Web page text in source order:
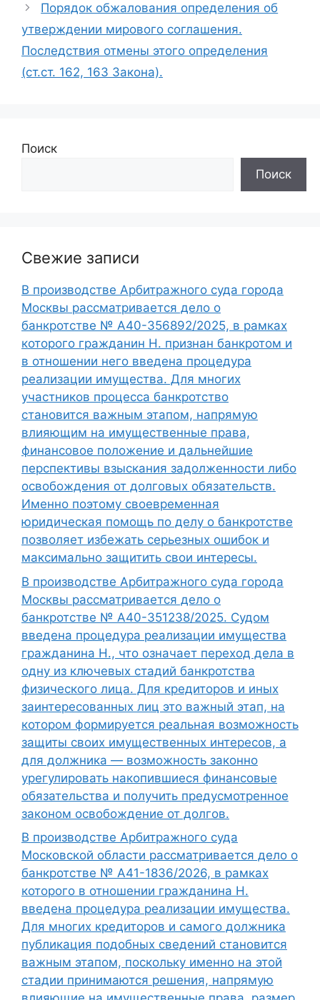
Порядок обжалования определения об
утверждении мирового соглашения.
Последствия отмены этого определения
(ст.ст. 162, 163 Закона).
Поиск
Поиск
Свежие записи
В производстве Арбитражного суда города
Москвы рассматривается дело о
банкротстве № А40-356892/2025, в рамках
которого гражданин Н. признан банкротом и
в отношении него введена процедура
реализации имущества. Для многих
участников процесса банкротство
становится важным этапом, напрямую
влияющим на имущественные права,
финансовое положение и дальнейшие
перспективы взыскания задолженности либо
освобождения от долговых обязательств.
Именно поэтому своевременная
юридическая помощь по делу о банкротстве
позволяет избежать серьезных ошибок и
максимально защитить свои интересы.
В производстве Арбитражного суда города
Москвы рассматривается дело о
банкротстве № А40-351238/2025. Судом
введена процедура реализации имущества
гражданина Н., что означает переход дела в
одну из ключевых стадий банкротства
физического лица. Для кредиторов и иных
заинтересованных лиц это важный этап, на
котором формируется реальная возможность
защиты своих имущественных интересов, а
для должника — возможность законно
урегулировать накопившиеся финансовые
обязательства и получить предусмотренное
законом освобождение от долгов.
В производстве Арбитражного суда
Московской области рассматривается дело о
банкротстве № А41-1836/2026, в рамках
которого в отношении гражданина Н.
введена процедура реализации имущества.
Для многих кредиторов и самого должника
публикация подобных сведений становится
важным этапом, поскольку именно на этой
стадии принимаются решения, напрямую